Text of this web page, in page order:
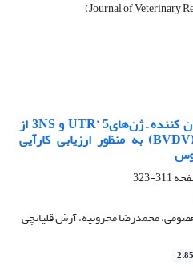
طراحی و تولید رده»‌ سلولی بیان کننده ِ ژن‌های‌UTR’ 5 و ‌3NS از
عامل اسهال ویروسی گاوها ‌(BVDV)‌ به منظور ارزیابی کارآیی
311-323
محمدرضا محزونیه، آرش قلیانچی